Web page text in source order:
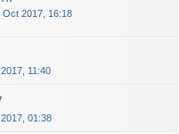
Oct 2017, 16:18
11:40
01:38